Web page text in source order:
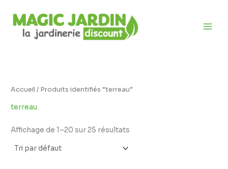
contenu
i
b
l
Accueil / Produits identifiés “terreau”
terreau
Affichage de 1–20 sur 25 résultats